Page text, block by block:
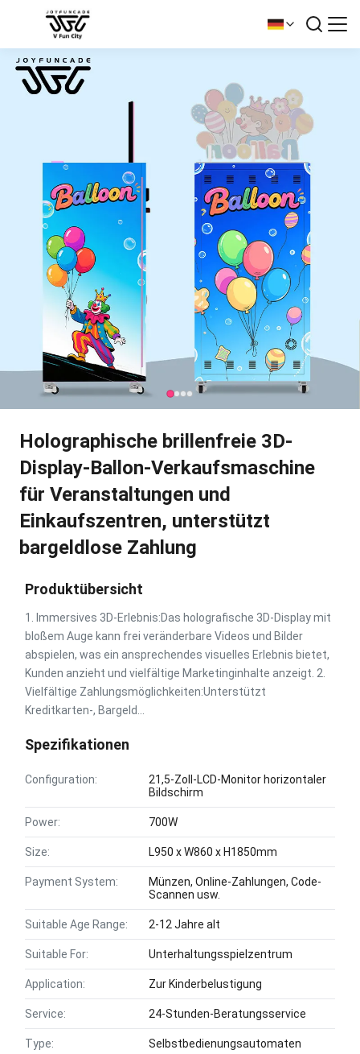
Holographische brillenfreie 3D-
Display-Ballon-Verkaufsmaschine
für Veranstaltungen und
Einkaufszentren, unterstützt
bargeldlose Zahlung
Produktübersicht
1. Immersives 3D-Erlebnis:Das holografische 3D-Display mit
bloßem Auge kann frei veränderbare Videos und Bilder
abspielen, was ein ansprechendes visuelles Erlebnis bietet,
Kunden anzieht und vielfältige Marketinginhalte anzeigt. 2.
Vielfältige Zahlungsmöglichkeiten:Unterstützt
Kreditkarten-, Bargeld...
Spezifikationen
Configuration:
21,5-Zoll-LCD-Monitor horizontaler
Bildschirm
Power: 700W
Size: L950 x W860 x H1850mm
Payment System:
Münzen, Online-Zahlungen, Code-
Scannen usw.
Suitable Age Range: 2-12 Jahre alt
Suitable For: Unterhaltungsspielzentrum
Application: Zur Kinderbelustigung
Service: 24-Stunden-Beratungsservice
Type: Selbstbedienungsautomaten